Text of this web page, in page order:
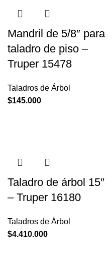
Mandril de 5/8″ para
taladro de piso –
Truper 15478
Taladros de Árbol
$145.000
Taladro de árbol 15″
– Truper 16180
Taladros de Árbol
$4.410.000